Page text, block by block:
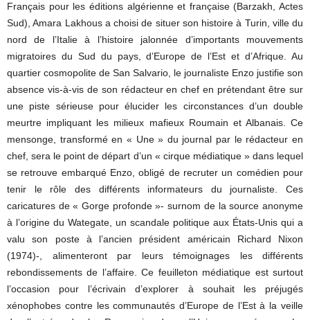
Français pour les éditions algérienne et française (Barzakh, Actes
Sud), Amara Lakhous a choisi de situer son histoire à Turin, ville du
nord de l’Italie à l’histoire jalonnée d’importants mouvements
migratoires du Sud du pays, d’Europe de l’Est et d’Afrique. Au
quartier cosmopolite de San Salvario, le journaliste Enzo justifie son
absence vis-à-vis de son rédacteur en chef en prétendant être sur
une piste sérieuse pour élucider les circonstances d’un double
meurtre impliquant les milieux mafieux Roumain et Albanais. Ce
mensonge, transformé en « Une » du journal par le rédacteur en
chef, sera le point de départ d’un « cirque médiatique » dans lequel
se retrouve embarqué Enzo, obligé de recruter un comédien pour
tenir le rôle des différents informateurs du journaliste. Ces
caricatures de « Gorge profonde »- surnom de la source anonyme
à l’origine du Wategate, un scandale politique aux États-Unis qui a
valu son poste à l’ancien président américain Richard Nixon
(1974)-, alimenteront par leurs témoignages les différents
rebondissements de l’affaire. Ce feuilleton médiatique est surtout
l’occasion pour l’écrivain d’explorer à souhait les préjugés
xénophobes contre les communautés d’Europe de l’Est à la veille